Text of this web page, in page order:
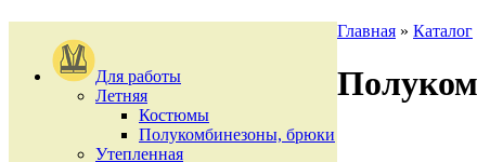
Для работы
Летняя
Костюмы
Полукомбинезоны, брюки
Утепленная
Главная » Каталог